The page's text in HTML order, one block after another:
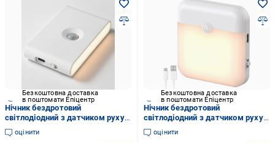
Безкоштовна доставка
в поштомати Епіцентр
Нічник бездротовий
світлодіодний з датчиком руху
(1014-758-00)
оцінити
Безкоштовна доставка
в поштомати Епіцентр
Нічник бездротовий
світлодіодний з датчиком руху
(1015-806-00)
оцінити